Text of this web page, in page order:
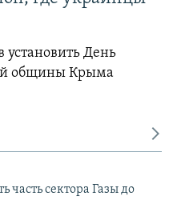
установить День
общины Крыма
часть сектора Газы до